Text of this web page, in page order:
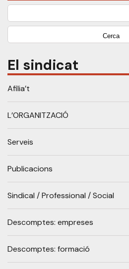
Cerca:
El sindicat
Afilia’t
L’ORGANITZACIÓ
Serveis
Publicacions
Sindical / Professional / Social
Descomptes: empreses
Descomptes: formació